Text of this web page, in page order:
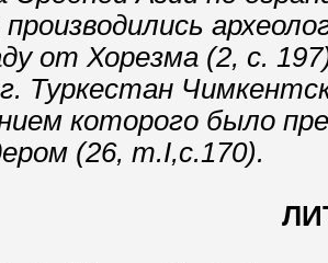
от Хорезма (2, с.
Туркестан
которого было
(26, т.I,с.170).